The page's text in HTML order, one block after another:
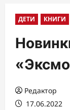
ДЕТИ КНИГИ
Редактор
17.06.2022